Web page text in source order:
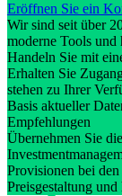
Eröffnen Sie ein
Wir sind seit über
moderne Tools und
Handeln Sie mit
Erhalten Sie
stehen zu Ihrer
Basis aktueller
Empfehlungen
Übernehmen Sie
Provisionen bei
Preisgestaltung und